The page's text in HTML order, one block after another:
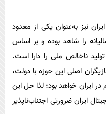
نیز به‌عنوان یکی از معدود
را شاهد بوده‌ و بر اساس
حدود ۸ درصد از تولید ناخالص ملی را دارا است.
اصلی این حوزه با دولت،
ایران خواهد بود؛ لذا حل این
ایران ضرورتی اجتناب‌ناپذیر